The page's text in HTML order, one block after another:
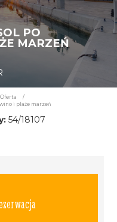
PO
MARZEŃ
Oferta
/
i plaże marzeń
54/18107